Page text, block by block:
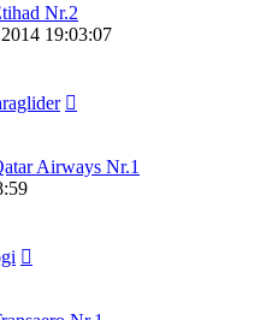
Nr.2
19:03:07
Airways Nr.1